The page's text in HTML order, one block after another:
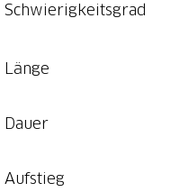
Schwierigkeitsgrad
Länge
Dauer
Aufstieg